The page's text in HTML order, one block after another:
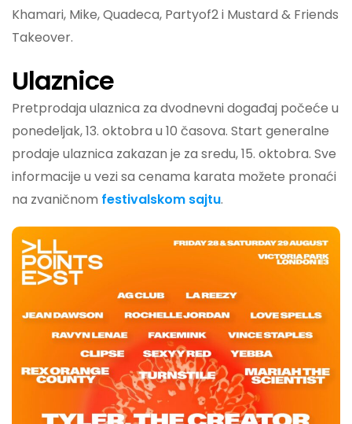
Khamari, Mike, Quadeca, Partyof2 i Mustard & Friends
Takeover.
Ulaznice
Pretprodaja ulaznica za dvodnevni događaj počeće u
ponedeljak, 13. oktobra u 10 časova. Start generalne
prodaje ulaznica zakazan je za sredu, 15. oktobra. Sve
informacije u vezi sa cenama karata možete pronaći
na zvaničnom festivalskom sajtu.